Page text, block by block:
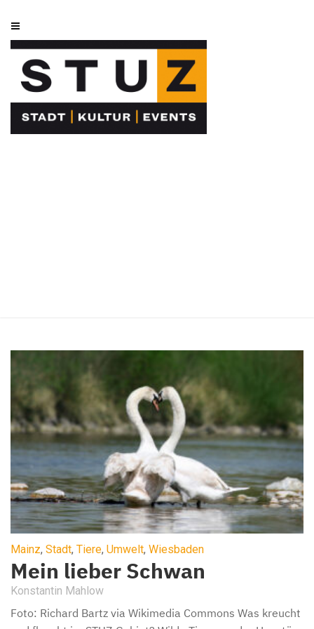
Mainz, Stadt, Tiere, Umwelt, Wiesbaden
Mein lieber Schwan
Konstantin Mahlow
Foto: Richard Bartz via Wikimedia Commons Was kreucht